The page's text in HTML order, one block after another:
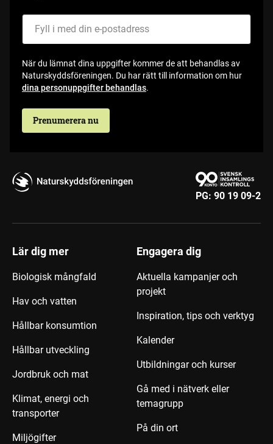
När du lämnat dina uppgifter kommer de att behandlas av
Naturskyddsföreningen. Du har rätt till information om hur
dina personuppgifter behandlas.
Prenumerera nu
PG: 90 19 09-2
Lär dig mer
Biologisk mångfald
Hav och vatten
Hållbar konsumtion
Hållbar utveckling
Jordbruk och mat
Klimat, energi och
transporter
Miljögifter
Engagera dig
Aktuella kampanjer och
projekt
Inspiration, tips och verktyg
Kalender
Utbildningar och kurser
Gå med i nätverk eller
temagrupp
På din ort